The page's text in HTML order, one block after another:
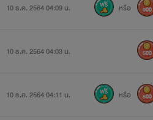
10 ธ.ค. 2564 04:09 น. หรือ 900
10 ธ.ค. 2564 04:03 น. 500
10 ธ.ค. 2564 04:11 น. หรือ 500